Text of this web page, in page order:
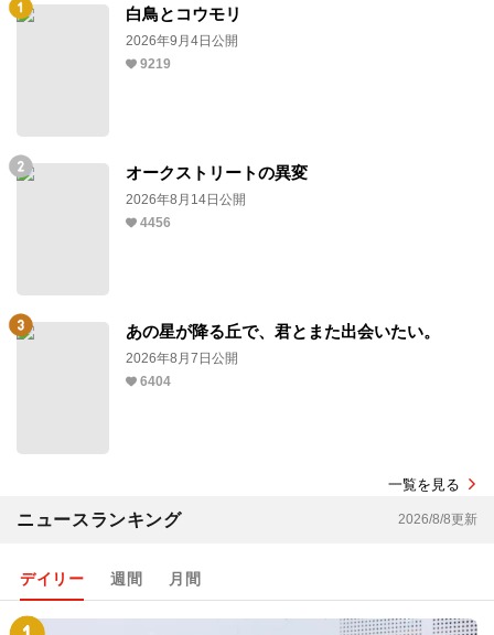
白鳥とコウモリ
2026年9月4日公開
9219
オークストリートの異変
2026年8月14日公開
4456
あの星が降る丘で、君とまた出会いたい。
2026年8月7日公開
6404
一覧を見る
ニュースランキング 2026/8/8更新
デイリー 週間 月間